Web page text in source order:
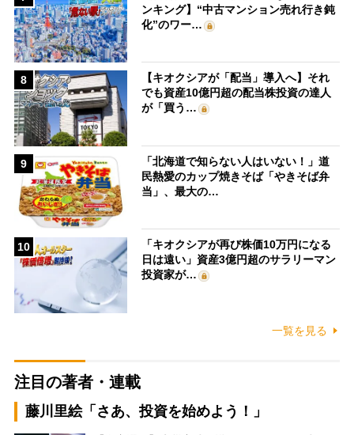
ンキング】“中古マンション売れ行き鈍
化”のワー…
8
【キオクシアが「配当」導入へ】それ
でも資産10億円超の配当株投資の達人
が「買う…
9
「北海道で知らない人はいない！」道
民熱愛のカップ焼きそば「やきそば弁
当」、最大の…
10
「キオクシアが再び株価10万円になる
日は遠い」資産3億円超のサラリーマン
投資家が…
一覧を見る
注目の著者・連載
藤川里絵「さあ、投資を始めよう！」